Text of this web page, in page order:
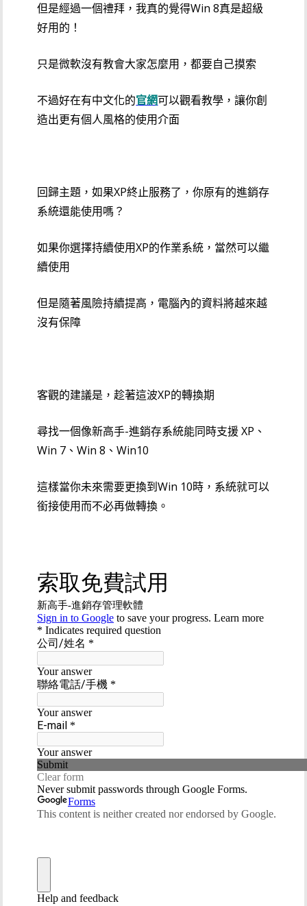
但是經過一個禮拜，我真的覺得Win 8真是超級
好用的！
只是微軟沒有教會大家怎麼用，都要自己摸索
不過好在有中文化的官網可以觀看教學，讓你創
造出更有個人風格的使用介面
回歸主題，如果XP終止服務了，你原有的進銷存
系統還能使用嗎？
如果你選擇持續使用XP的作業系統，當然可以繼
續使用
但是隨著風險持續提高，電腦內的資料將越來越
沒有保障
客觀的建議是，趁著這波XP的轉換期
尋找一個像新高手-進銷存系統能同時支援 XP、
Win 7、Win 8、Win10
這樣當你未來需要更換到Win 10時，系統就可以
銜接使用而不必再做轉換。